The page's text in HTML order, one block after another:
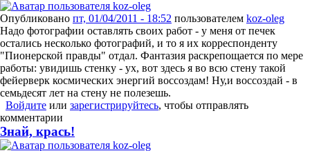
Опубликовано пт, 01/04/2011 - 18:52 пользователем koz-oleg
Надо фотографии оставлять своих работ - у меня от печек
остались несколько фотографий, и то я их корреспонденту
"Пионерской правды" отдал. Фантазия раскрепощается по мере
работы: увидишь стенку - ух, вот здесь я во всю стену такой
фейерверк космических энергий воссоздам! Ну,и воссоздай - в
семьдесят лет на стену не полезешь.
Войдите или зарегистрируйтесь, чтобы отправлять
комментарии
Знай, крась!